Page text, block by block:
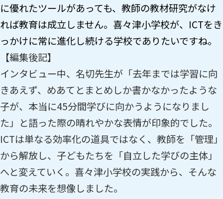
に優れたツールがあっても、教師の教材研究がなけ
れば教育は成立しません。喜々津小学校が、ICTをき
っかけに常に進化し続ける学校でありたいですね。
【編集後記】
インタビュー中、名切先生が「去年までは学習に向
きあえず、めあてとまとめしか書かなかったような
子が、本当に45分間学びに向かうようになりまし
た」と語った際の晴れやかな表情が印象的でした。
ICTは単なる効率化の道具ではなく、教師を「管理」
から解放し、子どもたちを「自立した学びの主体」
へと変えていく。喜々津小学校の実践から、そんな
教育の未来を想像しました。